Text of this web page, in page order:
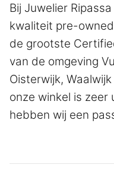
Bij Juwelier
kwaliteit pre-
de grootste
van de omgeving
Oisterwijk,
onze winkel is zeer
hebben wij een